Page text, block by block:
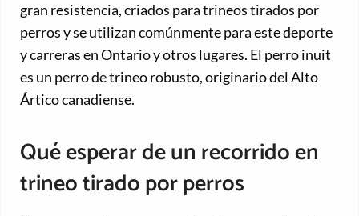
gran resistencia, criados para trineos tirados por
perros y se utilizan comúnmente para este deporte
y carreras en Ontario y otros lugares. El perro inuit
es un perro de trineo robusto, originario del Alto
Ártico canadiense.
Qué esperar de un recorrido en
trineo tirado por perros